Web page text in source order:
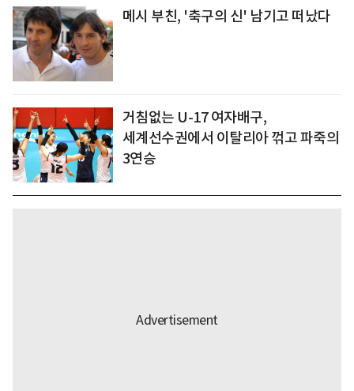
메시 부친, '축구의 신' 남기고 떠났다
거침없는 U-17 여자배구,
세계선수권에서 이탈리아 꺾고 파죽의
3연승